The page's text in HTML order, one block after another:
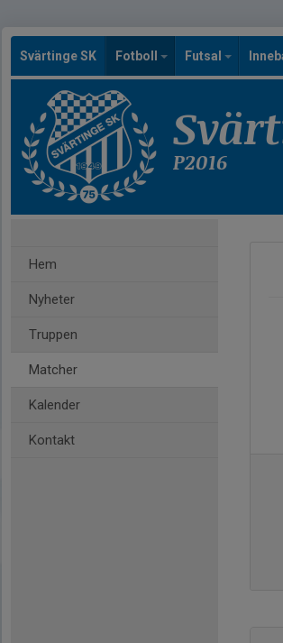
Svärtinge SK Fotboll Futsal
P2016
Hem
Nyheter
Truppen
Matcher
Kalender
Kontakt